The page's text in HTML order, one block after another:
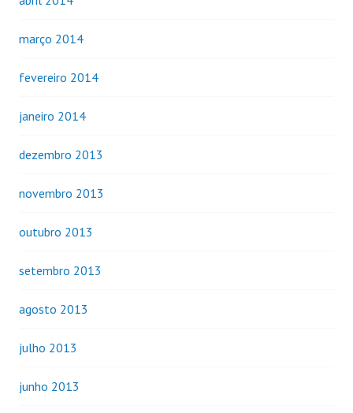
março 2014
fevereiro 2014
janeiro 2014
dezembro 2013
novembro 2013
outubro 2013
setembro 2013
agosto 2013
julho 2013
junho 2013